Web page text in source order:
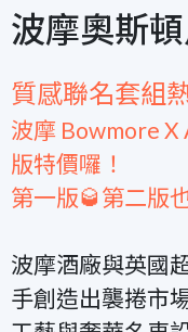
波摩奧斯
質感聯名套組
波摩 Bowmore
版特價囉！
第一版🥃第二版
波摩酒廠與英國
手創造出襲捲市